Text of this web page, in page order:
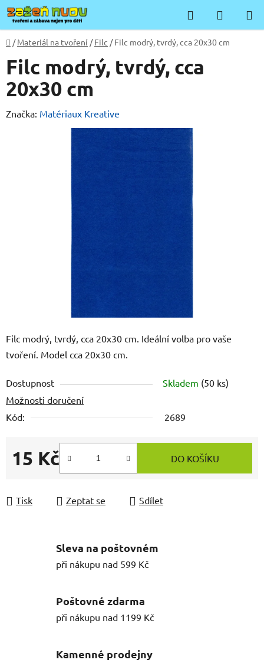
Přejít
na
obsah
Hledat
KOŠÍK
Domů
/ Materiál na tvoření / Filc / Filc modrý, tvrdý, cca 20x30 cm
Filc modrý, tvrdý, cca 20x30 cm. Ideální volba pro vaše
tvoření. Model cca 20x30 cm.
Dostupnost Skladem (50 ks)
Možnosti doručení
Kód:
2689
15 Kč
Měrná cena:
DO KOŠÍKU
Tisk Zeptat se Sdílet
Filc modrý, tvrdý, cca
20x30 cm
Značka: Matériaux Kreative
Sleva na poštovném
při nákupu nad 599 Kč
Poštovné zdarma
při nákupu nad 1199 Kč
Kamenné prodejny